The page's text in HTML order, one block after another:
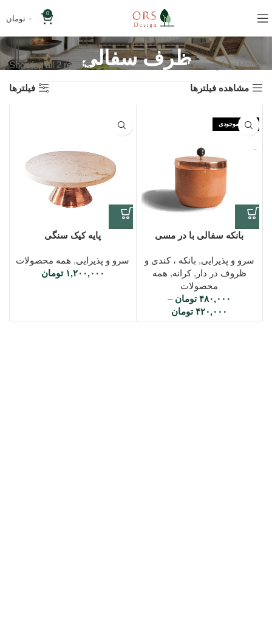
0
۰ تومان
ظرف سفالی Home
»ظرف سفالی Showing all 2 results
مشاهده فیلترها فیلترها
اتمام موجودی
بانکه سفالی با در مسی
سرو و پذیرایی, بانکه ، کندی و
ظروف در دار ,کرانه, همه
محصولات
۴۸۰,۰۰۰ تومان –
۴۲۰,۰۰۰ تومان
پایه کیک سنگی
سرو و پذیرایی, همه محصولات
۱,۲۰۰,۰۰۰ تومان